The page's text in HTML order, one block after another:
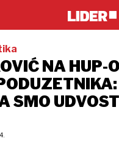
NA HUP-
SMO